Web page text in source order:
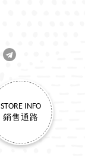
STORE INFO
銷售通路